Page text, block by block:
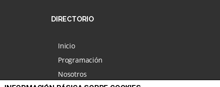
DIRECTORIO
Inicio
Programación
Nosotros